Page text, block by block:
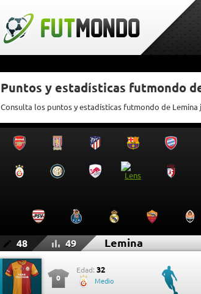
Puntos y estadísticas futmondo
Consulta los puntos y estadísticas futmondo de Lemina
48 49 Lemina
0
Edad: 32
Medio